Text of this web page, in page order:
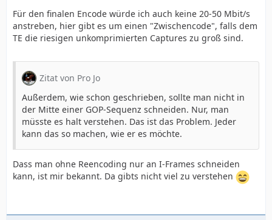
Für den finalen Encode würde ich auch keine 20-50 Mbit/s
anstreben, hier gibt es um einen "Zwischencode", falls dem
TE die riesigen unkomprimierten Captures zu groß sind.
Zitat von Pro Jo
Außerdem, wie schon geschrieben, sollte man nicht in
der Mitte einer GOP-Sequenz schneiden. Nur, man
müsste es halt verstehen. Das ist das Problem. Jeder
kann das so machen, wie er es möchte.
Dass man ohne Reencoding nur an I-Frames schneiden
kann, ist mir bekannt. Da gibts nicht viel zu verstehen